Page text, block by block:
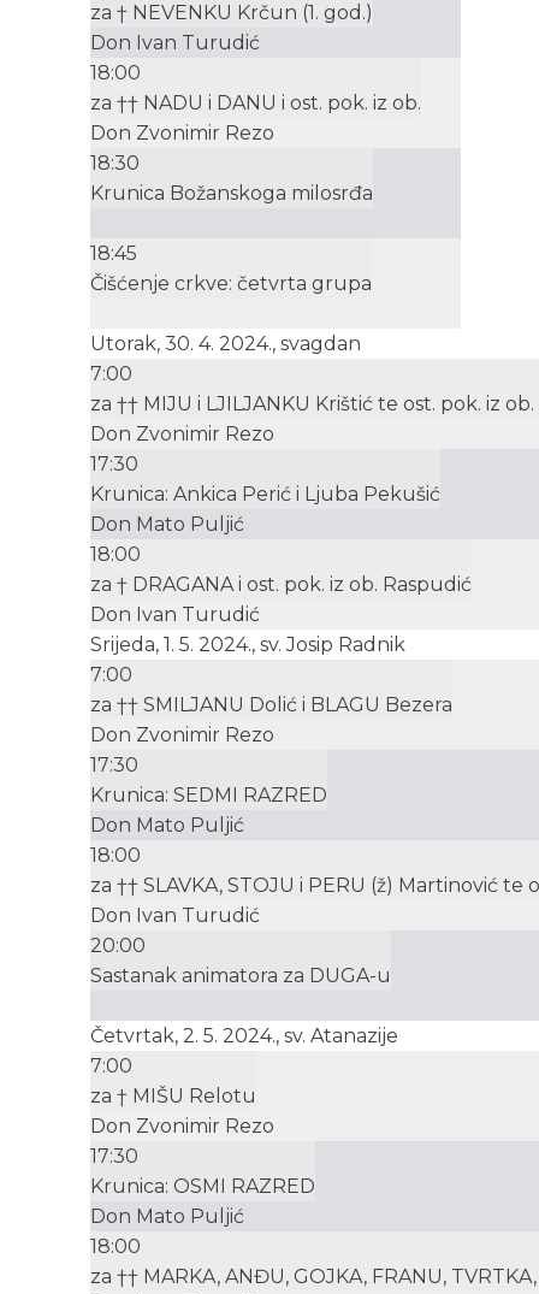
za † NEVENKU Krčun (1. god.)
Don Ivan Turudić
18:00
za †† NADU i DANU i ost. pok. iz ob.
Don Zvonimir Rezo
18:30
Krunica Božanskoga milosrđa
18:45
Čišćenje crkve: četvrta grupa
Utorak, 30. 4. 2024., svagdan
7:00
za †† MIJU i LJILJANKU Krištić te ost. pok. iz
Don Zvonimir Rezo
17:30
Krunica: Ankica Perić i Ljuba Pekušić
Don Mato Puljić
18:00
za † DRAGANA i ost. pok. iz ob. Raspudić
Don Ivan Turudić
Srijeda, 1. 5. 2024., sv. Josip Radnik
7:00
za †† SMILJANU Dolić i BLAGU Bezera
Don Zvonimir Rezo
17:30
Krunica: SEDMI RAZRED
Don Mato Puljić
18:00
za †† SLAVKA, STOJU i PERU (ž) Martinović te
Don Ivan Turudić
20:00
Sastanak animatora za DUGA-u
Četvrtak, 2. 5. 2024., sv. Atanazije
7:00
za † MIŠU Relotu
Don Zvonimir Rezo
17:30
Krunica: OSMI RAZRED
Don Mato Puljić
18:00
za †† MARKA, ANĐU, GOJKA, FRANU,